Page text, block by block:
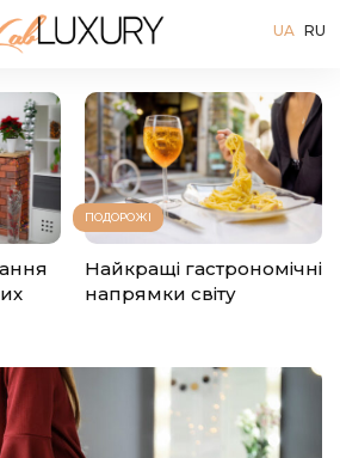
UA RU
ПОДОРОЖІ
Найкращі гастрономічні
напрямки світу